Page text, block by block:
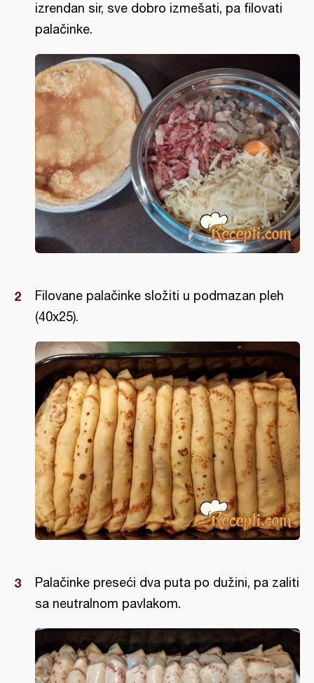
izrendan sir, sve dobro izmešati, pa filovati
palačinke.
Filovane palačinke složiti u podmazan pleh
(40x25).
Palačinke preseći dva puta po dužini, pa zaliti
sa neutralnom pavlakom.